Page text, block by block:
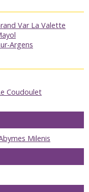
Var La Valette
Argens
Coudoulet
Milenis